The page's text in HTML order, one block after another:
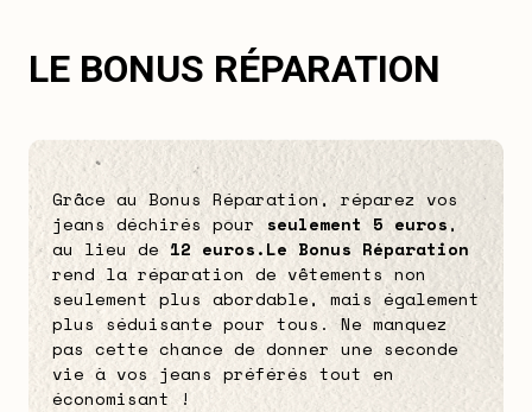
LE BONUS RÉPARATION
Grâce au Bonus Réparation, réparez vos
jeans déchirés pour seulement 5 euros,
au lieu de 12 euros.Le Bonus Réparation
rend la réparation de vêtements non
seulement plus abordable, mais également
plus séduisante pour tous. Ne manquez
pas cette chance de donner une seconde
vie à vos jeans préférés tout en
économisant !